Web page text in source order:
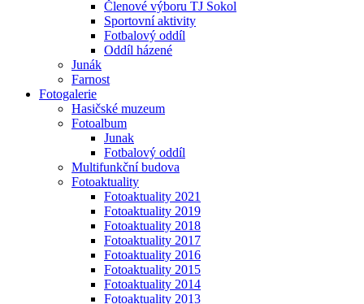
Členové výboru TJ Sokol
Sportovní aktivity
Fotbalový oddíl
Oddíl házené
Junák
Farnost
Fotogalerie
Hasičské muzeum
Fotoalbum
Junak
Fotbalový oddíl
Multifunkční budova
Fotoaktuality
Fotoaktuality 2021
Fotoaktuality 2019
Fotoaktuality 2018
Fotoaktuality 2017
Fotoaktuality 2016
Fotoaktuality 2015
Fotoaktuality 2014
Fotoaktuality 2013